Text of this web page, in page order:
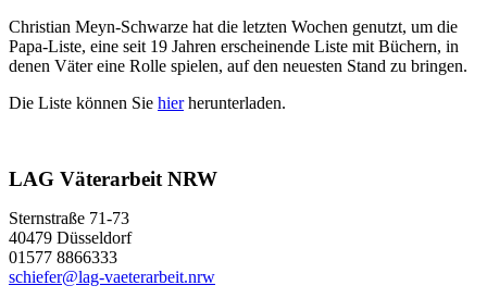
Christian Meyn-Schwarze hat die letzten Wochen genutzt, um die
Papa-Liste, eine seit 19 Jahren erscheinende Liste mit Büchern, in
denen Väter eine Rolle spielen, auf den neuesten Stand zu bringen.
Die Liste können Sie hierherunterladen.
LAG Väterarbeit NRW
Sternstraße 71-73
40479 Düsseldorf
01577 8866333
schiefer@lag-vaeterarbeit.nrw